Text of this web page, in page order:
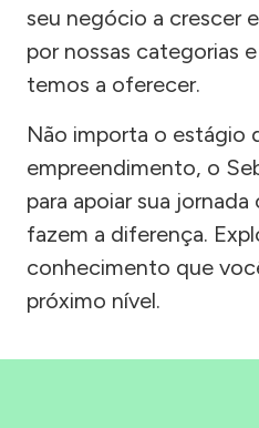
seu negócio a crescer
por nossas categorias
temos a oferecer.
Não importa o estágio
empreendimento, o
para apoiar sua
fazem a diferença.
conhecimento que
próximo nível.